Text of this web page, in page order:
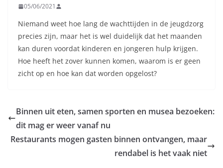
05/06/2021
Niemand weet hoe lang de wachttijden in de jeugdzorg
precies zijn, maar het is wel duidelijk dat het maanden
kan duren voordat kinderen en jongeren hulp krijgen.
Hoe heeft het zover kunnen komen, waarom is er geen
zicht op en hoe kan dat worden opgelost?
Binnen uit eten, samen sporten en musea bezoeken:
dit mag er weer vanaf nu
Restaurants mogen gasten binnen ontvangen, maar
rendabel is het vaak niet